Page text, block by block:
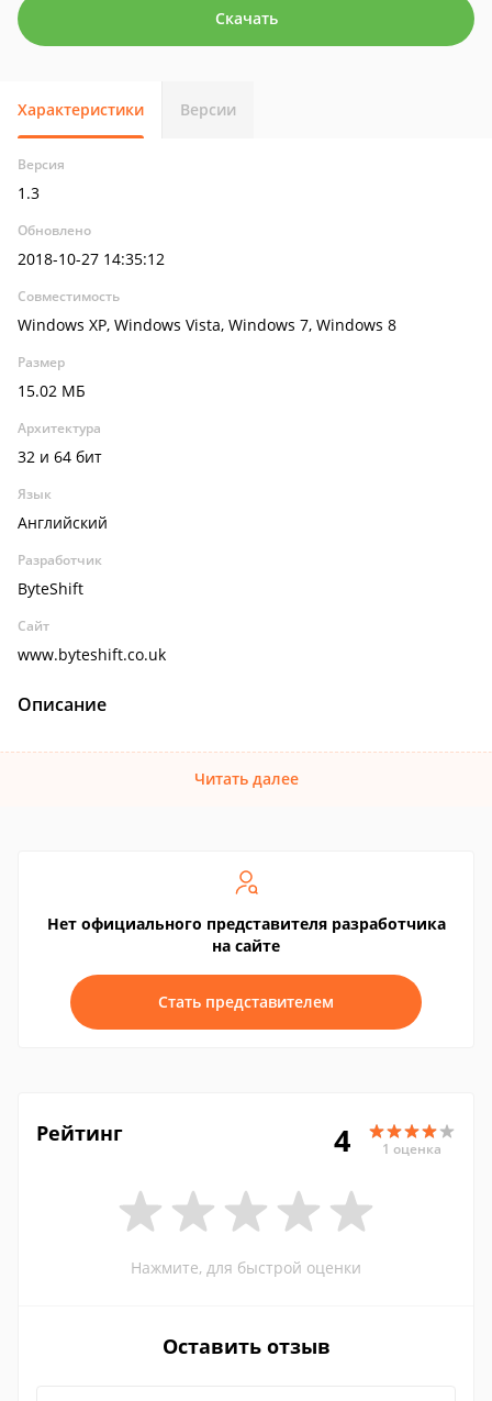
Скачать
Характеристики Версии
Версия
1.3
Обновлено
2018-10-27 14:35:12
Совместимость
Windows XP, Windows Vista, Windows 7, Windows 8
Размер
15.02 МБ
Архитектура
32 и 64 бит
Язык
Английский
Разработчик
ByteShift
Сайт
www.byteshift.co.uk
Описание
Читать далее
Нет официального представителя разработчика
на сайте
Стать представителем
Рейтинг 4 1 оценка
Нажмите, для быстрой оценки
Оставить отзыв